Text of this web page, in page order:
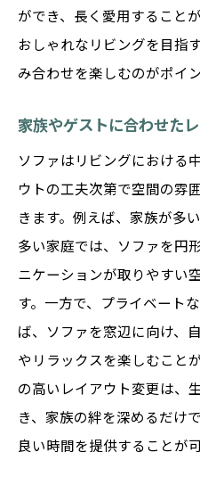
ができ、長く愛用すること
おしゃれなリビングを目指
み合わせを楽しむのがポイン
家族やゲストに合わせた
ソファはリビングにおける
ウトの工夫次第で空間の雰
きます。例えば、家族が多
多い家庭では、ソファを円
ニケーションが取りやすい
す。一方で、プライベート
ば、ソファを窓辺に向け、
やリラックスを楽しむこと
の高いレイアウト変更は、
き、家族の絆を深めるだけ
良い時間を提供することが可